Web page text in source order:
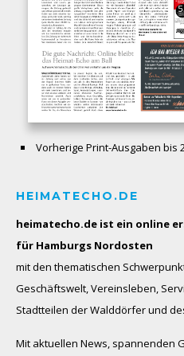
Vorherige Print-Ausgaben bis
HEIMATECHO.DE
heimatecho.de ist ein online
für Hamburgs Nordosten
mit den thematischen
Geschäftswelt, Vereinsleben,
Stadtteilen der Walddörfer und
Mit aktuellen News, spannenden